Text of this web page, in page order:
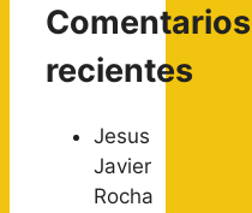
Comentarios
recientes
Jesus
Javier
Rocha